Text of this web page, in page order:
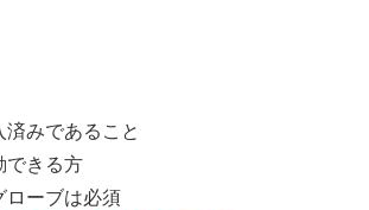
みであること
きる方
ーブは必須